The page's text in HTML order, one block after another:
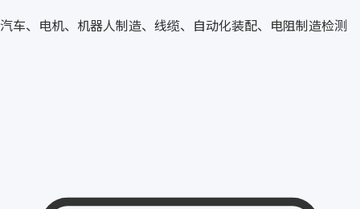
汽车、电机、机器人制造、线缆、自动化装配、电阻制造检测